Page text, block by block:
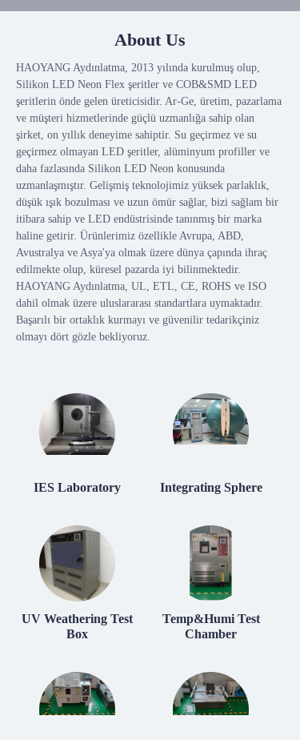
About Us
HAOYANG Aydınlatma, 2013 yılında kurulmuş olup,
Silikon LED Neon Flex şeritler ve COB&SMD LED
şeritlerin önde gelen üreticisidir. Ar-Ge, üretim, pazarlama
ve müşteri hizmetlerinde güçlü uzmanlığa sahip olan
şirket, on yıllık deneyime sahiptir. Su geçirmez ve su
geçirmez olmayan LED şeritler, alüminyum profiller ve
daha fazlasında Silikon LED Neon konusunda
uzmanlaşmıştır. Gelişmiş teknolojimiz yüksek parlaklık,
düşük ışık bozulması ve uzun ömür sağlar, bizi sağlam bir
itibara sahip ve LED endüstrisinde tanınmış bir marka
haline getirir. Ürünlerimiz özellikle Avrupa, ABD,
Avustralya ve Asya'ya olmak üzere dünya çapında ihraç
edilmekte olup, küresel pazarda iyi bilinmektedir.
HAOYANG Aydınlatma, UL, ETL, CE, ROHS ve ISO
dahil olmak üzere uluslararası standartlara uymaktadır.
Başarılı bir ortaklık kurmayı ve güvenilir tedarikçiniz
olmayı dört gözle bekliyoruz.
IES Laboratory Integrating Sphere
UV Weathering Test
Box
Temp&Humi Test
Chamber